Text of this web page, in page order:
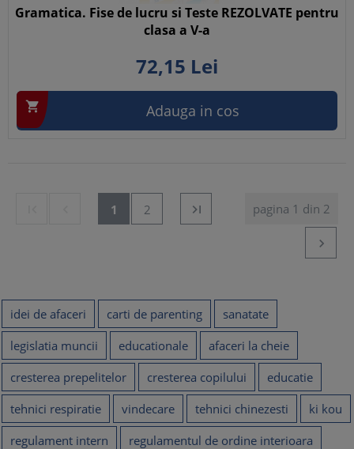
Gramatica. Fise de lucru si Teste REZOLVATE pentru
clasa a V-a
72,15 Lei
 Adauga in cos
1 2 pagina 1 din 2


idei de afaceri carti de parenting
sanatate
legislatia muncii
educationale
afaceri la cheie
cresterea prepelitelor
cresterea copilului
educatie
tehnici respiratie
vindecare tehnici chinezesti
ki kou
regulament intern
regulamentul de ordine interioara